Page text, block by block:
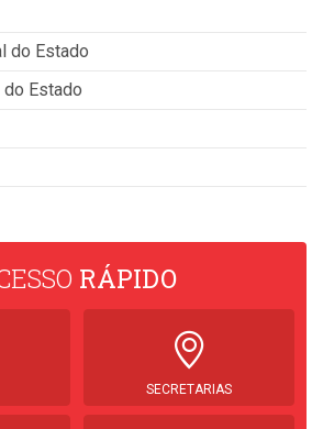
do Estado
do Estado
RÁPIDO
SECRETARIAS